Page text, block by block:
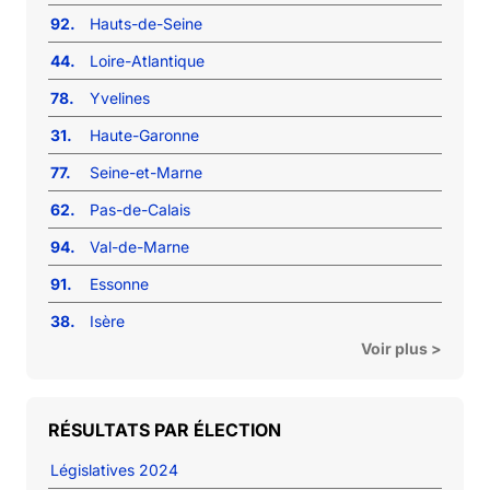
92.
Hauts-de-Seine
44.
Loire-Atlantique
78.
Yvelines
31.
Haute-Garonne
77.
Seine-et-Marne
62.
Pas-de-Calais
94.
Val-de-Marne
91.
Essonne
38.
Isère
Voir plus >
RÉSULTATS PAR ÉLECTION
Législatives 2024